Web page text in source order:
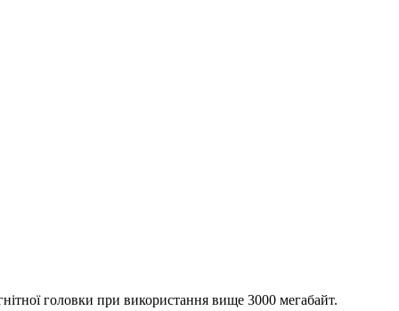
головки при використання вище 3000 мегабайт.